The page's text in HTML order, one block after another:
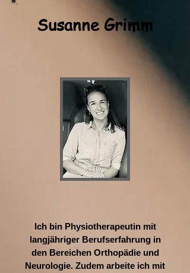
Susanne Grimm
Ich bin Physiotherapeutin mit
langjähriger Berufserfahrung in
den Bereichen Orthopädie und
Neurologie. Zudem arbeite ich mit